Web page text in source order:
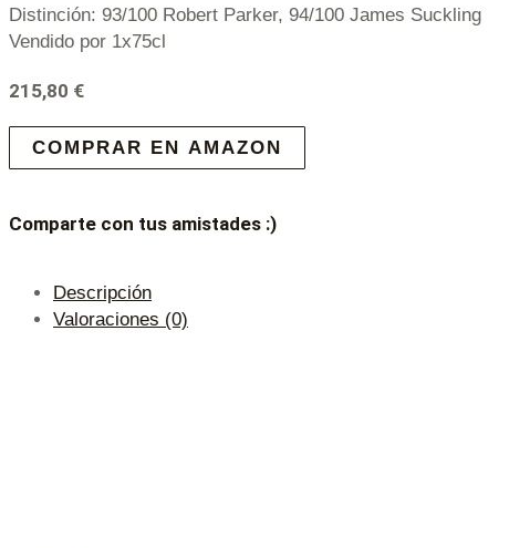
Distinción: 93/100 Robert Parker, 94/100 James Suckling
Vendido por 1x75cl
215,80 €
COMPRAR EN AMAZON
Comparte con tus amistades :)
Descripción
Valoraciones (0)